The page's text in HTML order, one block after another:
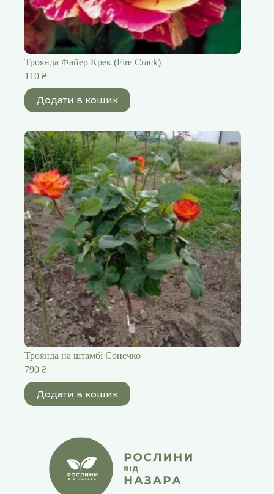
Троянда Файер Крек (Fire Crack)
110 ₴
Додати в кошик
Троянда на штамбі Сонечко
790 ₴
Додати в кошик